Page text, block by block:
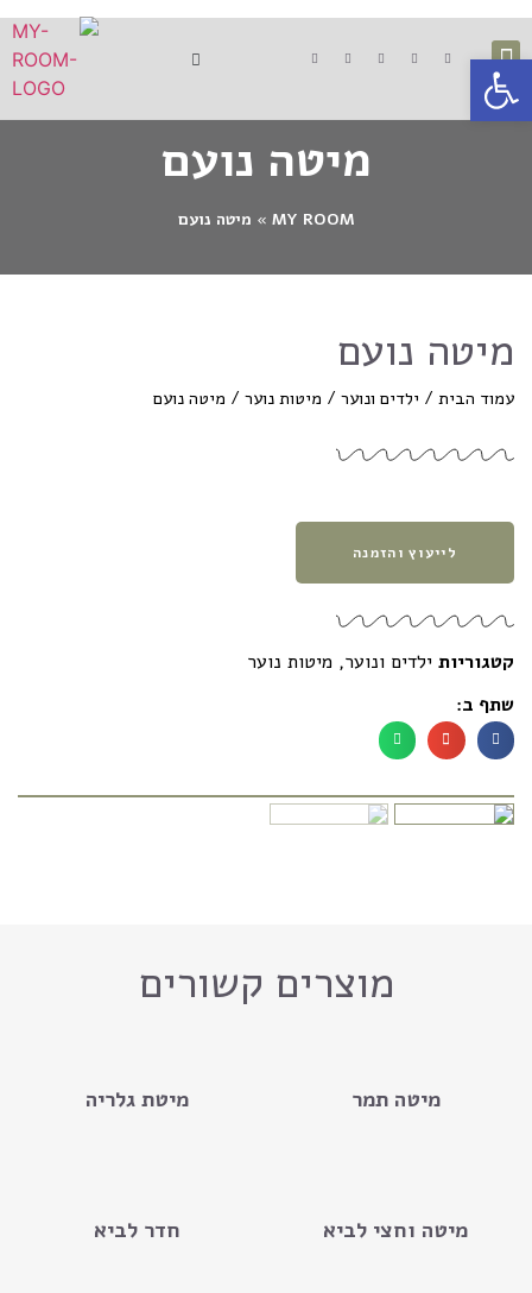
פתח סרגל נגישות
מיטה נועם
MY ROOM
» מיטה נועם
מיטה נועם
עמוד הבית / ילדים ונוער / מיטות נוער / מיטה נועם
לייעוץ והזמנה
קטגוריות ילדים ונוער, מיטות נוער
שתף ב:
מוצרים קשורים
מיטה תמר מיטת גלריה
מיטה וחצי לביא חדר לביא